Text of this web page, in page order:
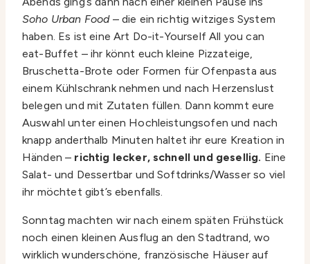
Soho Urban Food– die ein richtig witziges System
haben. Es ist eine Art Do-it-Yourself All you can
eat-Buffet – ihr könnt euch kleine Pizzateige,
Bruschetta-Brote oder Formen für Ofenpasta aus
einem Kühlschrank nehmen und nach Herzenslust
belegen und mit Zutaten füllen. Dann kommt eure
Auswahl unter einen Hochleistungsofen und nach
knapp anderthalb Minuten haltet ihr eure Kreation in
Händen – richtig lecker, schnell und gesellig. Eine
Salat- und Dessertbar und Softdrinks/Wasser so viel
ihr möchtet gibt’s ebenfalls.
Sonntag machten wir nach einem späten Frühstück
noch einen kleinen Ausflug an den Stadtrand, wo
wirklich wunderschöne, französische Häuser auf